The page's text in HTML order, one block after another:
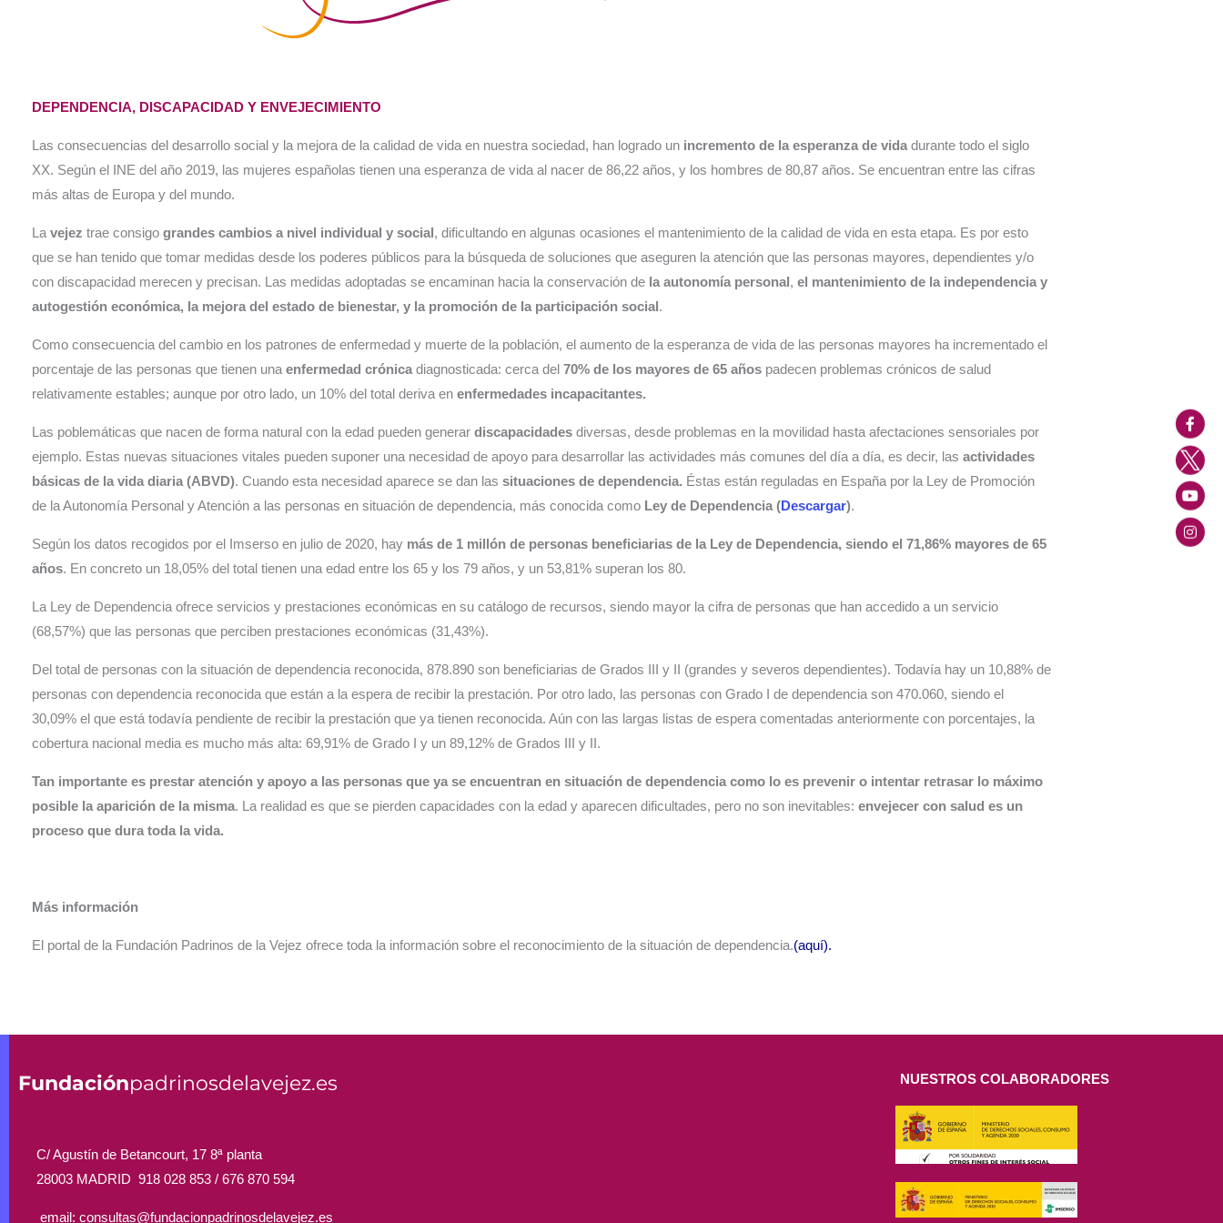
DEPENDENCIA, DISCAPACIDAD Y ENVEJECIMIENTO
Las consecuencias del desarrollo social y la mejora de la calidad de vida en nuestra sociedad, han logrado un incremento de la esperanza de vida durante todo el siglo
XX. Según el INE del año 2019, las mujeres españolas tienen una esperanza de vida al nacer de 86,22 años, y los hombres de 80,87 años. Se encuentran entre las cifras
más altas de Europa y del mundo.
La vejez trae consigo grandes cambios a nivel individual y social, dificultando en algunas ocasiones el mantenimiento de la calidad de vida en esta etapa. Es por esto
que se han tenido que tomar medidas desde los poderes públicos para la búsqueda de soluciones que aseguren la atención que las personas mayores, dependientes y/o
con discapacidad merecen y precisan. Las medidas adoptadas se encaminan hacia la conservación de la autonomía personal, el mantenimiento de la independencia y
autogestión económica, la mejora del estado de bienestar, y la promoción de la participación social.
Como consecuencia del cambio en los patrones de enfermedad y muerte de la población, el aumento de la esperanza de vida de las personas mayores ha incrementado el
porcentaje de las personas que tienen una enfermedad crónica diagnosticada: cerca del 70% de los mayores de 65 años padecen problemas crónicos de salud
relativamente estables; aunque por otro lado, un 10% del total deriva en enfermedades incapacitantes.
Las poblemáticas que nacen de forma natural con la edad pueden generar discapacidades diversas, desde problemas en la movilidad hasta afectaciones sensoriales por
ejemplo. Estas nuevas situaciones vitales pueden suponer una necesidad de apoyo para desarrollar las actividades más comunes del día a día, es decir, las actividades
básicas de la vida diaria (ABVD). Cuando esta necesidad aparece se dan las situaciones de dependencia. Éstas están reguladas en España por la Ley de Promoción
de la Autonomía Personal y Atención a las personas en situación de dependencia, más conocida como Ley de Dependencia (Descargar).
Según los datos recogidos por el Imserso en julio de 2020, hay más de 1 millón de personas beneficiarias de la Ley de Dependencia, siendo el 71,86% mayores de 65
años. En concreto un 18,05% del total tienen una edad entre los 65 y los 79 años, y un 53,81% superan los 80.
La Ley de Dependencia ofrece servicios y prestaciones económicas en su catálogo de recursos, siendo mayor la cifra de personas que han accedido a un servicio
(68,57%) que las personas que perciben prestaciones económicas (31,43%).
Del total de personas con la situación de dependencia reconocida, 878.890 son beneficiarias de Grados III y II (grandes y severos dependientes). Todavía hay un 10,88% de
personas con dependencia reconocida que están a la espera de recibir la prestación. Por otro lado, las personas con Grado I de dependencia son 470.060, siendo el
30,09% el que está todavía pendiente de recibir la prestación que ya tienen reconocida. Aún con las largas listas de espera comentadas anteriormente con porcentajes, la
cobertura nacional media es mucho más alta: 69,91% de Grado I y un 89,12% de Grados III y II.
Tan importante es prestar atención y apoyo a las personas que ya se encuentran en situación de dependencia como lo es prevenir o intentar retrasar lo máximo
posible la aparición de la misma. La realidad es que se pierden capacidades con la edad y aparecen dificultades, pero no son inevitables: envejecer con salud es un
proceso que dura toda la vida.
Más información
El portal de la Fundación Padrinos de la Vejez ofrece toda la información sobre el reconocimiento de la situación de dependencia.(aquí).
Fundaciónpadrinosdelavejez.es
C/ Agustín de Betancourt, 17 8ª planta
28003 MADRID 918 028 853 / 676 870 594
email: consultas@fundacionpadrinosdelavejez.es
NUESTROS COLABORADORES